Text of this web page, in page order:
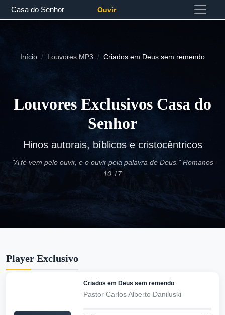
Casa do Senhor Ouvir
Início Louvores MP3 Criados em Deus sem remendo
Louvores Exclusivos Casa do
Senhor
Hinos autorais, bíblicos e cristocêntricos
"A fé vem pelo ouvir, e o ouvir pela palavra de Deus." Romanos
10:17
Player Exclusivo
Criados em Deus sem remendo
Pastor Carlos Alberto Daniluski